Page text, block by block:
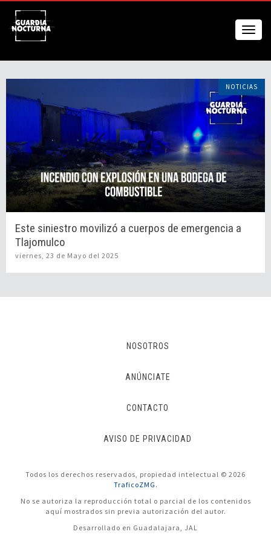
NOTICIAS
Este siniestro movilizó a cuerpos de emergencia a
Tlajomulco
viernes, 23 de Mayo del 2025
NOSOTROS
ANÚNCIATE
CONTACTO
AVISO DE PRIVACIDAD
Todos los derechos reservados, propiedad intelectual © 2026
TraficoZMG.
No se autoriza la reproducción total o parcial de los contenidos
aquí mostrados sin previa autorización del autor.
Desarrollado en Guadalajara, JAL